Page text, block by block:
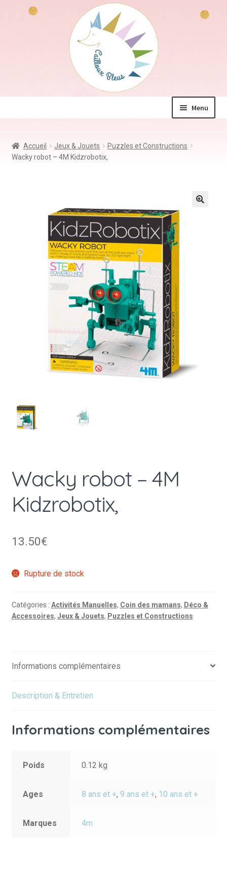
Menu
Jeux & Jouets
Kdo à – de 10€
Accueil Jeux & Jouets
Puzzles et Constructions
Wacky robot – 4M Kidzrobotix,
Wacky robot – 4M
Kidzrobotix,
13.50€
Rupture de stock
Catégories : Activités Manuelles, Coin des mamans, Déco &
Accessoires, Jeux & Jouets, Puzzles et Constructions
Informations complémentaires
Description & Entretien
Informations complémentaires
Poids 0.12 kg
Ages 8 ans et +,9 ans et +, 10 ans et +
Marques 4m